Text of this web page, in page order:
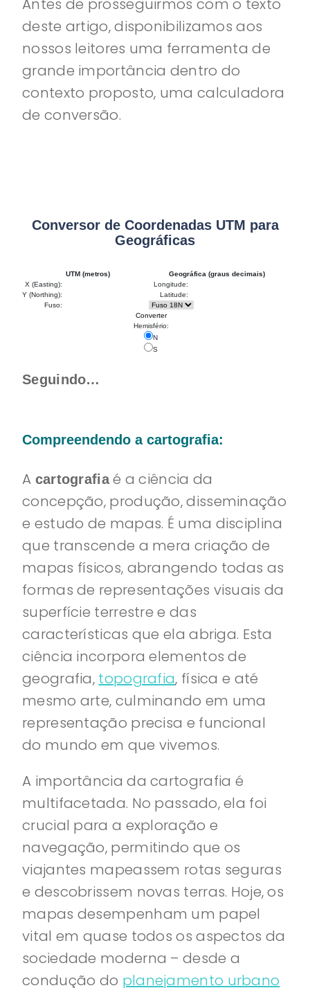
Antes de prosseguirmos com o texto
deste artigo, disponibilizamos aos
nossos leitores uma ferramenta de
grande importância dentro do
contexto proposto, uma calculadora
de conversão.
Conversor de Coordenadas UTM para
Geográficas
UTM (metros)
Geográfica (graus decimais)
X (Easting):
Longitude:
Y (Northing):
Latitude:
Fuso:
Converter
Hemisfério:
N
S
Seguindo…
Compreendendo a cartografia:
A cartografiaé a ciência da
concepção, produção, disseminação
e estudo de mapas. É uma disciplina
que transcende a mera criação de
mapas físicos, abrangendo todas as
formas de representações visuais da
superfície terrestre e das
características que ela abriga. Esta
ciência incorpora elementos de
geografia, topografia, física e até
mesmo arte, culminando em uma
representação precisa e funcional
do mundo em que vivemos.
A importância da cartografia é
multifacetada. No passado, ela foi
crucial para a exploração e
navegação, permitindo que os
viajantes mapeassem rotas seguras
e descobrissem novas terras. Hoje, os
mapas desempenham um papel
vital em quase todos os aspectos da
sociedade moderna – desde a
condução do planejamento urbano